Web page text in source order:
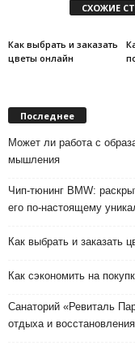
СХОЖИЕ
Как выбрать и заказать
цветы онлайн
Последнее
Может ли работа с
мышления
Чип-тюнинг BMW:
его по-настоящему
Как выбрать и заказать
Как сэкономить на
Санаторий «Ревиталь
отдыха и восстановления